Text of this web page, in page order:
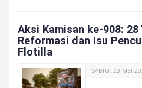
Aksi Kamisan ke-908: 28
Reformasi dan Isu
Flotilla
SABTU, 23 MEI